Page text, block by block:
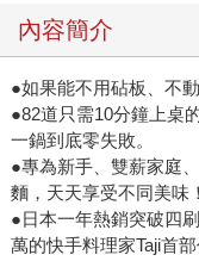
內容簡介
●如果能不用砧板、不
●82道只需10分鐘上桌
一鍋到底零失敗。
●專為新手、雙薪家庭
麵，天天享受不同美味！
●日本一年熱銷突破四
萬的快手料理家Taji首部